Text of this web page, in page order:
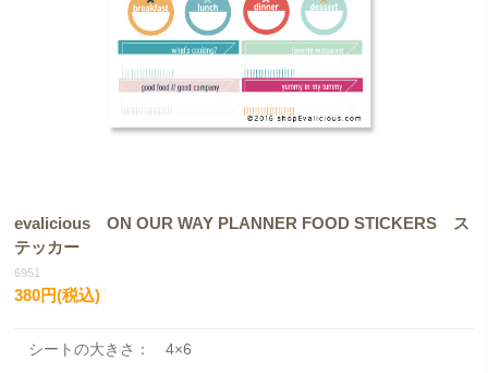
evalicious ON OUR WAY PLANNER FOOD STICKERS ス
テッカー
6951
380円(税込)
シートの大きさ： 4×6